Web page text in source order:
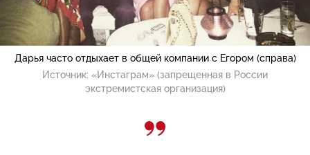
Дарья часто отдыхает в общей компании с Егором (справа)
Источник: «Инстаграм» (запрещенная в России
экстремистская организация)